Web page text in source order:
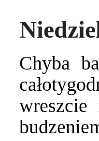
Chyba